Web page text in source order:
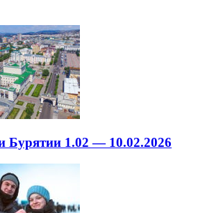
Бурятии 1.02 — 10.02.2026